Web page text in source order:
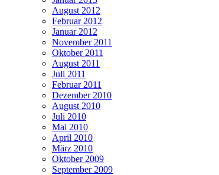
August 2012
Februar 2012
Januar 2012
November 2011
Oktober 2011
August 2011
Juli 2011
Februar 2011
Dezember 2010
August 2010
Juli 2010
Mai 2010
April 2010
März 2010
Oktober 2009
September 2009